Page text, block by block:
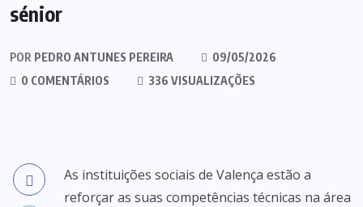
sénior
POR PEDRO ANTUNES PEREIRA
09/05/2026
0 COMENTÁRIOS
336 VISUALIZAÇÕES
As instituições sociais de Valença estão a
reforçar as suas competências técnicas na área